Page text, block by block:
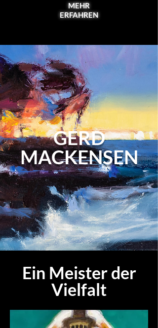
MEHR
ERFAHREN
GERD
MACKENSEN
Ein Meister der
Vielfalt